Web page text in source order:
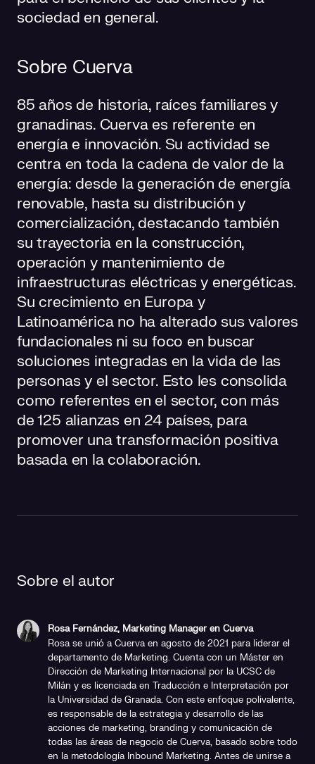
sociedad en general.
Sobre Cuerva
85 años de historia, raíces familiares y
granadinas. Cuerva es referente en
energía e innovación. Su actividad se
centra en toda la cadena de valor de la
energía: desde la generación de energía
renovable, hasta su distribución y
comercialización, destacando también
su trayectoria en la construcción,
operación y mantenimiento de
infraestructuras eléctricas y energéticas.
Su crecimiento en Europa y
Latinoamérica no ha alterado sus valores
fundacionales ni su foco en buscar
soluciones integradas en la vida de las
personas y el sector. Esto les consolida
como referentes en el sector, con más
de 125 alianzas en 24 países, para
promover una transformación positiva
basada en la colaboración.
Sobre el autor
Rosa Fernández, Marketing Manager en Cuerva
Rosa se unió a Cuerva en agosto de 2021 para liderar el
departamento de Marketing. Cuenta con un Máster en
Dirección de Marketing Internacional por la UCSC de
Milán y es licenciada en Traducción e Interpretación por
la Universidad de Granada. Con este enfoque polivalente,
es responsable de la estrategia y desarrollo de las
acciones de marketing, branding y comunicación de
todas las áreas de negocio de Cuerva, basado sobre todo
en la metodología Inbound Marketing. Antes de unirse a